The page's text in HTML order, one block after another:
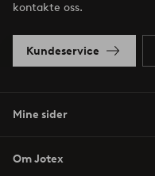
kontakte oss.
Kundeservice
Mine sider
Om Jotex